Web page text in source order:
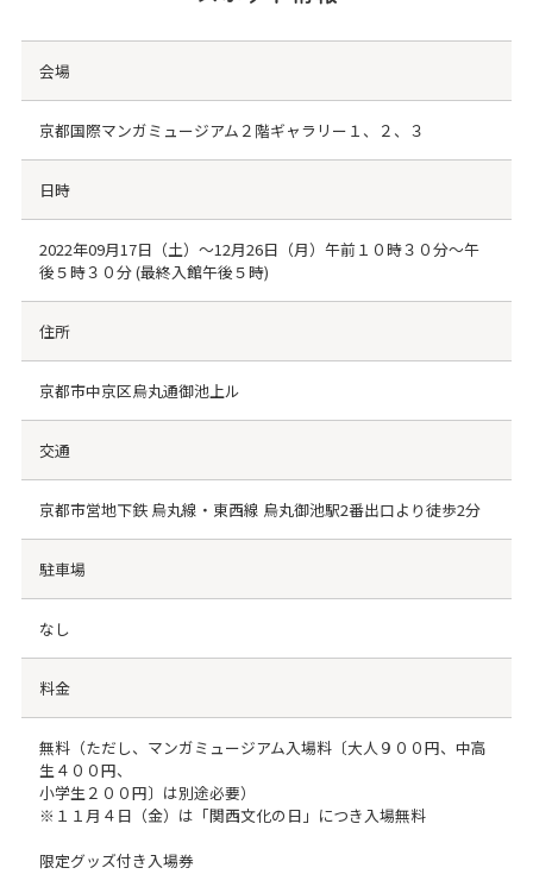
会場
京都国際マンガミュージアム２階ギャラリー１、２、３
日時
2022年09月17日（土）～12月26日（月）午前１０時３０分～午
後５時３０分 (最終入館午後５時)
住所
京都市中京区烏丸通御池上ル
交通
京都市営地下鉄 烏丸線・東西線 烏丸御池駅2番出口より徒歩2分
駐車場
なし
料金
無料（ただし、マンガミュージアム入場料〔大人９００円、中高
生４００円、
小学生２００円〕は別途必要）
※１１月４日（金）は「関西文化の日」につき入場無料
限定グッズ付き入場券